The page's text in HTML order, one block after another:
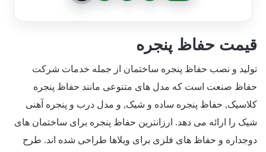
قیمت حفاظ پنجره
تولید و نصب حفاظ پنجره ساختمان از جمله خدمات شرکت
حفاظ صنعت است که مدل های متنوعی مانند حفاظ پنجره
کلاسیک, حفاظ پنجره ساده و شیک, و مدل درب و پنجره آهنی
شیک را ارائه می دهد. ارزانترین حفاظ پنجره برای ساختمان های
دوجداره و حفاظ های فلزی برای ویلاها طراحی شده اند. طرح